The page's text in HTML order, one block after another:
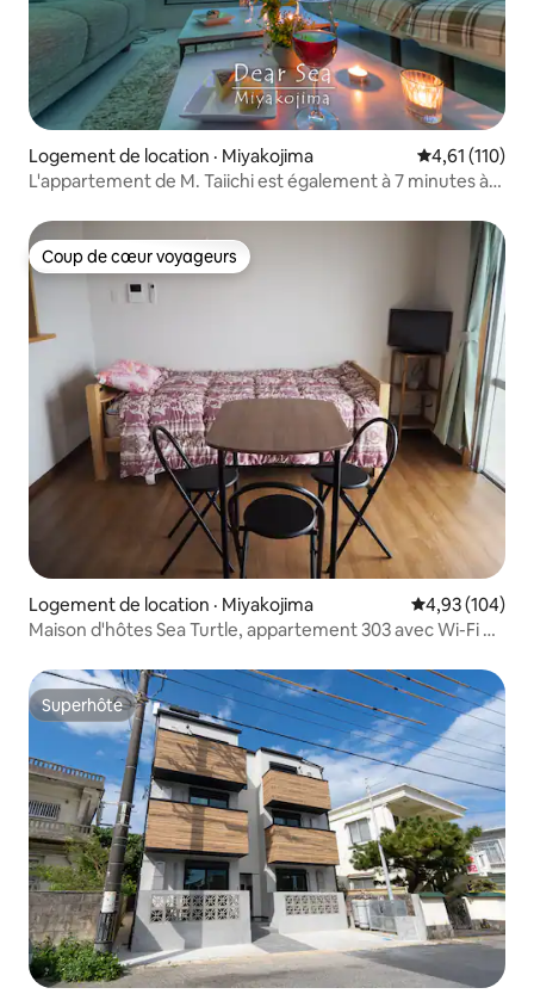
Logement de location · Miyakojima Note
4,61 (110)
L'appartement de M. Taiichi est également à 7 minutes à
Coup de cœur voyageurs
Coup de cœur voyageurs
Logement de location · Miyakojima Note
4,93 (104)
Maison d'hôtes Sea Turtle, appartement 303 avec Wi-Fi et
Superhôte
Superhôte